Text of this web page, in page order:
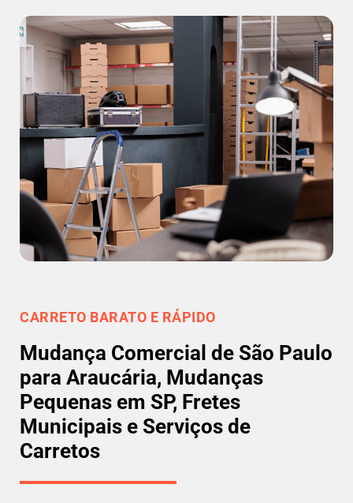
CARRETO BARATO E RÁPIDO
Mudança Comercial de São Paulo
para Araucária, Mudanças
Pequenas em SP, Fretes
Municipais e Serviços de
Carretos